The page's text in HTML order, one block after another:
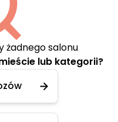
żadnego salonu
lub kategorii?